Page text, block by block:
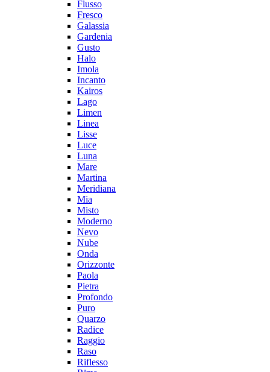
Flusso
Fresco
Galassia
Gardenia
Gusto
Halo
Imola
Incanto
Kairos
Lago
Limen
Linea
Lisse
Luce
Luna
Mare
Martina
Meridiana
Mia
Misto
Moderno
Nevo
Nube
Onda
Orizzonte
Paola
Pietra
Profondo
Puro
Quarzo
Radice
Raggio
Raso
Riflesso